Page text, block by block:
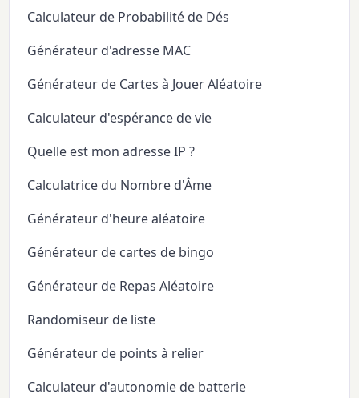
Calculateur de Probabilité de Dés
Générateur d'adresse MAC
Générateur de Cartes à Jouer Aléatoire
Calculateur d'espérance de vie
Quelle est mon adresse IP ?
Calculatrice du Nombre d'Âme
Générateur d'heure aléatoire
Générateur de cartes de bingo
Générateur de Repas Aléatoire
Randomiseur de liste
Générateur de points à relier
Calculateur d'autonomie de batterie